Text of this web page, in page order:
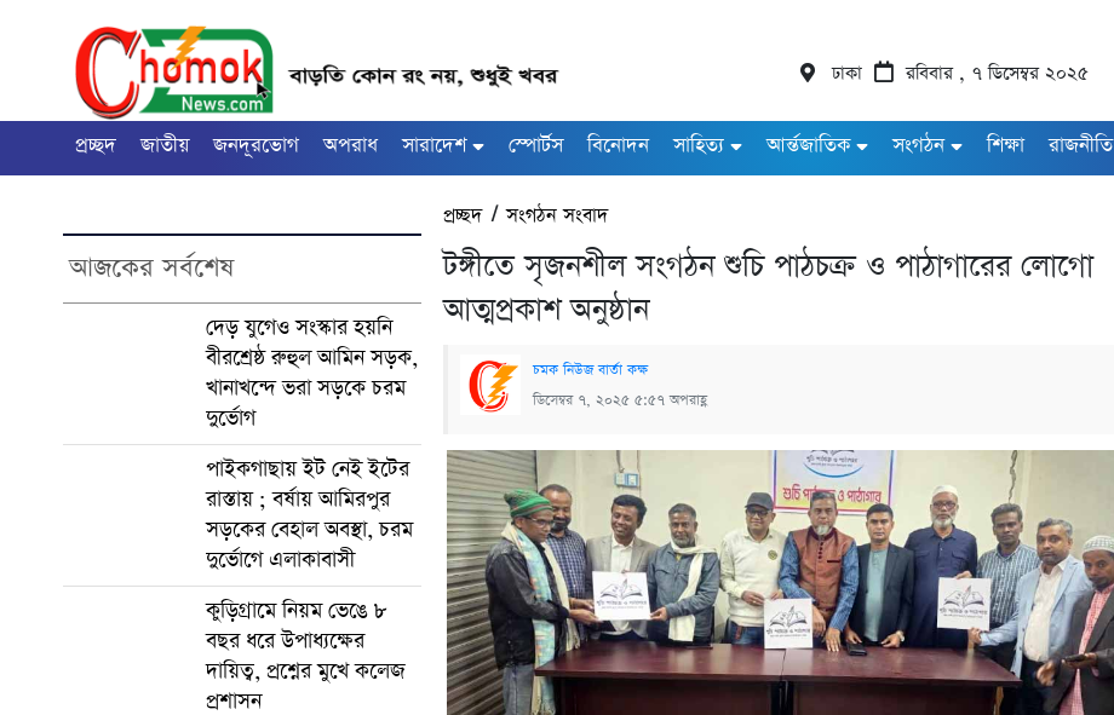
ঢাকা রবিবার , ৭ ডিসেম্বর ২০২৫
প্রচ্ছদ জাতীয় জনদূরভোগ অপরাধ সারাদেশ স্পোর্টস বিনোদন সাহিত্য আর্ন্তজাতিক সংগঠন শিক্ষা রাজনীতি
আজকের সর্বশেষ
দেড় যুগেও সংস্কার হয়নি
বীরশ্রেষ্ঠ রুহুল আমিন সড়ক,
খানাখন্দে ভরা সড়কে চরম
দুর্ভোগ
পাইকগাছায় ইট নেই ইটের
রাস্তায় ; বর্ষায় আমিরপুর
সড়কের বেহাল অবস্থা, চরম
দুর্ভোগে এলাকাবাসী
কুড়িগ্রামে নিয়ম ভেঙে ৮
বছর ধরে উপাধ্যক্ষের
দায়িত্ব, প্রশ্নের মুখে কলেজ
প্রশাসন
প্রচ্ছদ/সংগঠন সংবাদ
টঙ্গীতে সৃজনশীল সংগঠন শুচি পাঠচক্র ও পাঠাগারের লোগো
আত্মপ্রকাশ অনুষ্ঠান
চমক নিউজ বার্তা কক্ষ
ডিসেম্বর ৭, ২০২৫ ৫:৫৭ অপরাহ্ণ